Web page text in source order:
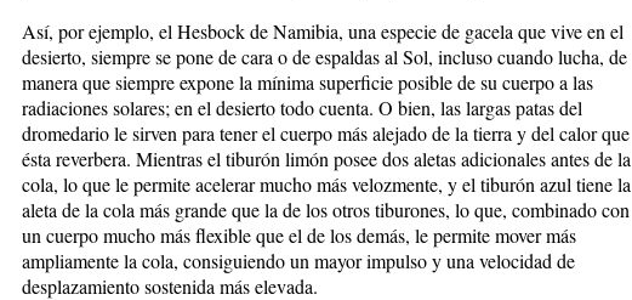
Así, por ejemplo, el Hesbock de Namibia, una especie de gacela que vive en el
desierto, siempre se pone de cara o de espaldas al Sol, incluso cuando lucha, de
manera que siempre expone la mínima superficie posible de su cuerpo a las
radiaciones solares; en el desierto todo cuenta. O bien, las largas patas del
dromedario le sirven para tener el cuerpo más alejado de la tierra y del calor que
ésta reverbera. Mientras el tiburón limón posee dos aletas adicionales antes de la
cola, lo que le permite acelerar mucho más velozmente, y el tiburón azul tiene la
aleta de la cola más grande que la de los otros tiburones, lo que, combinado con
un cuerpo mucho más flexible que el de los demás, le permite mover más
ampliamente la cola, consiguiendo un mayor impulso y una velocidad de
desplazamiento sostenida más elevada.